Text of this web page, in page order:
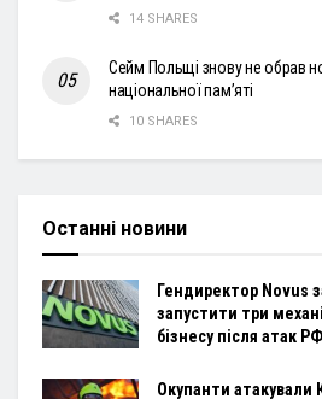
14 SHARES
Сейм Польщі знову не обрав
національної пам’яті
10 SHARES
Останні новини
Гендиректор Novus
запустити три
бізнесу після атак РФ
Окупанти атакували